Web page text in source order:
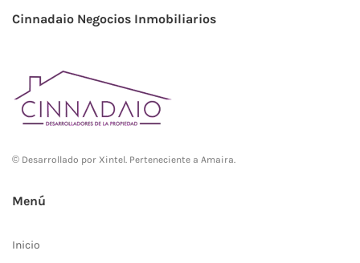
Cinnadaio Negocios Inmobiliarios
© Desarrollado por Xintel . Perteneciente a Amaira.
Menú
Inicio